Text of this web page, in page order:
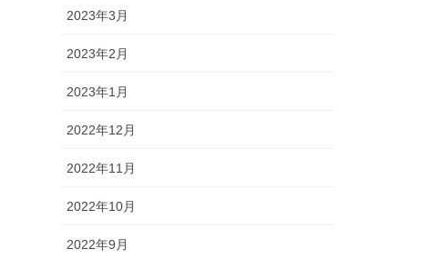
2023年3月
2023年2月
2023年1月
2022年12月
2022年11月
2022年10月
2022年9月